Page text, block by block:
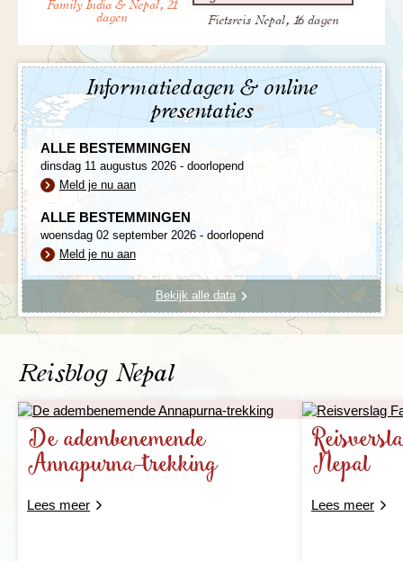
Family India & Nepal, 21
dagen
Fietsreis Nepal, 16 dagen
Informatiedagen & online
presentaties
ALLE BESTEMMINGEN
dinsdag 11 augustus 2026 - doorlopend
Meld je nu aan
ALLE BESTEMMINGEN
woensdag 02 september 2026 - doorlopend
Meld je nu aan
Bekijk alle data
Reisblog Nepal
De adembenemende
Annapurna-trekking
Lees meer
Nepal
Lees meer